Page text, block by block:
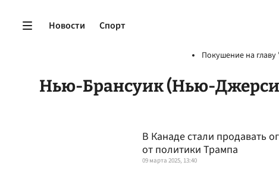
Новости Спорт
Покушение на
Нью-Брансуик (Нью-
В Канаде стали продавать
от политики Трампа
09 марта 2025, 13:40